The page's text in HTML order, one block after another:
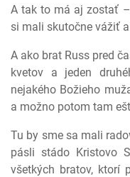
A tak to má aj zostať
si mali skutočne vážiť
A ako brat Russ pred
kvetov a jeden
nejakého Božieho
a možno potom tam
Tu by sme sa mali
pásli stádo Kristovo
všetkých bratov, ktorí